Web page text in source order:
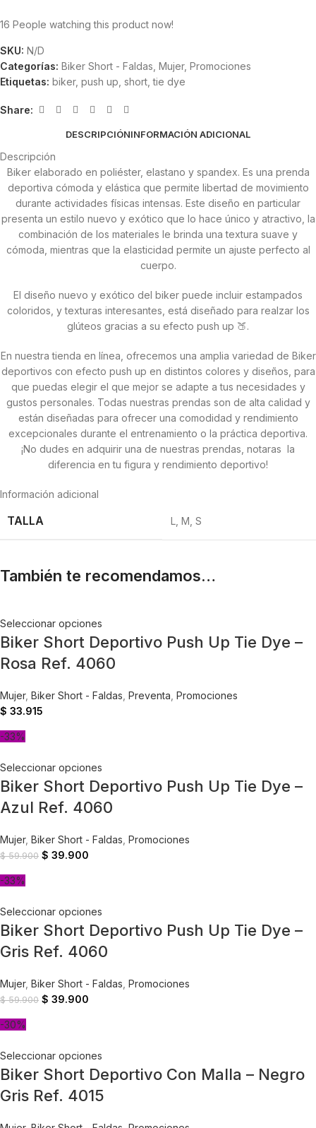
16 People watching this product now!
SKU: N/D
Categorías: Biker Short - Faldas Mujer, Promociones
Etiquetas: biker, push up short tie dye
Share:
DESCRIPCIÓNINFORMACIÓN ADICIONAL
Descripción
Biker elaborado en poliéster, elastano y spandex. Es una prenda
deportiva cómoda y elástica que permite libertad de movimiento
durante actividades físicas intensas. Este diseño en particular
presenta un estilo nuevo y exótico que lo hace único y atractivo, la
combinación de los materiales le brinda una textura suave y
cómoda, mientras que la elasticidad permite un ajuste perfecto al
cuerpo.
El diseño nuevo y exótico del biker puede incluir estampados
coloridos, y texturas interesantes, está diseñado para realzar los
glúteos gracias a su efecto push up 🍑.
En nuestra tienda en línea, ofrecemos una amplia variedad de Biker
deportivos con efecto push up en distintos colores y diseños, para
que puedas elegir el que mejor se adapte a tus necesidades y
gustos personales. Todas nuestras prendas son de alta calidad y
están diseñadas para ofrecer una comodidad y rendimiento
excepcionales durante el entrenamiento o la práctica deportiva.
¡No dudes en adquirir una de nuestras prendas, notaras la
diferencia en tu figura y rendimiento deportivo!
Información adicional
TALLA L M S
También te recomendamos…
Seleccionar opciones
Biker Short Deportivo Push Up Tie Dye –
Rosa Ref. 4060
Mujer, Biker Short - Faldas Preventa Promociones
$ 33.915
-33%
Seleccionar opciones
Biker Short Deportivo Push Up Tie Dye –
Azul Ref. 4060
Mujer, Biker Short - Faldas Promociones
$59.900 $ 39.900
-33%
Seleccionar opciones
Biker Short Deportivo Push Up Tie Dye –
Gris Ref. 4060
Mujer, Biker Short - Faldas Promociones
$59.900 $ 39.900
-30%
Seleccionar opciones
Biker Short Deportivo Con Malla – Negro
Gris Ref. 4015